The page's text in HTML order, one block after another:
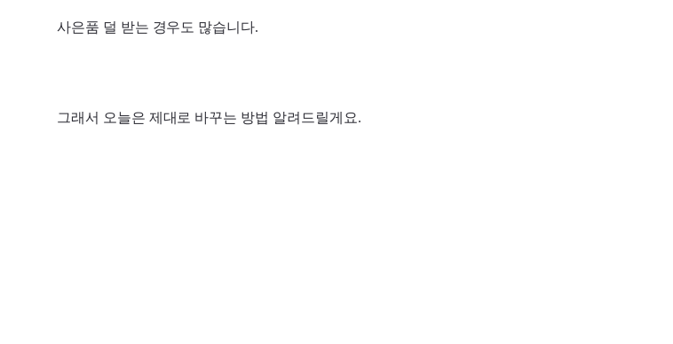
사은품 덜 받는 경우도 많습니다.
그래서 오늘은 제대로 바꾸는 방법 알려드릴게요.